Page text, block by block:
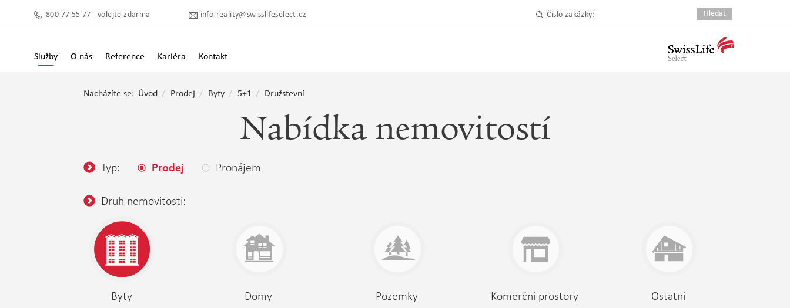
800 77 55 77 - volejte zdarma info-reality@swisslifeselect.cz Číslo zakázky:
Služby O nás Reference Kariéra Kontakt
Nacházíte se: Úvod Prodej Byty 5+1 Družstevní
Nabídka nemovitostí
Typ: Prodej Pronájem
Druh nemovitosti:
Byty Domy Pozemky Komerční prostory Ostatní